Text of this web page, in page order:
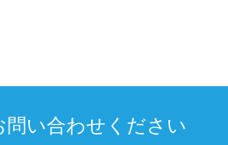
問い合わせください